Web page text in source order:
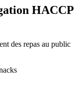
HACCP
des repas au public